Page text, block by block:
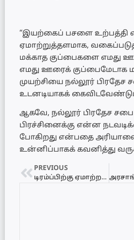
“இயற்கைப் பசளை உற்பத்தி
ஏமாற்றுத்தளமாக,
மக்காத குப்பைகளை எமது
எமது ஊரைக் குப்பைமேடாக
முயற்சியை நல்லூர் பிரதேச
உடனடியாகக்
ஆகவே, நல்லூர் பிரதேச
பிரச்சினைக்கு என்ன
போகிறது என்பதை
உன்னிப்பாகக் கவனித்து
PREVIOUS
டிரம்ப்பிற்கு ஏமாற்றம்: அமைதிக்கான நோபல் பரிசுக்கு வாய்ப்பில்லை – காரணம் என்ன?